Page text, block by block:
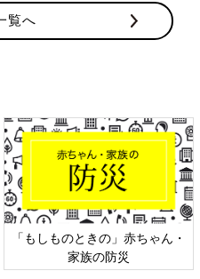
覧へ
六星占術 細木かおりさんの人生
相談